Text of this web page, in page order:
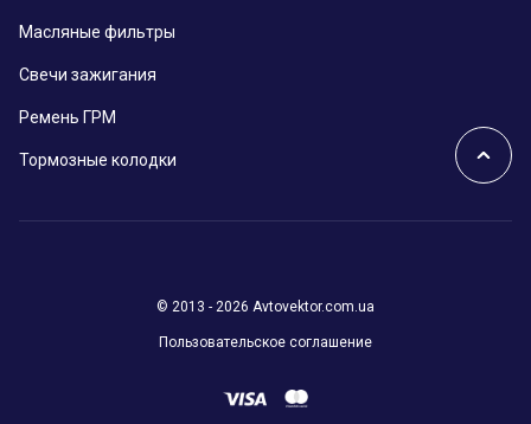
Масляные фильтры
Свечи зажигания
Ремень ГРМ
Тормозные колодки
© 2013 - 2026 Avtovektor.com.ua
Пользовательское соглашение